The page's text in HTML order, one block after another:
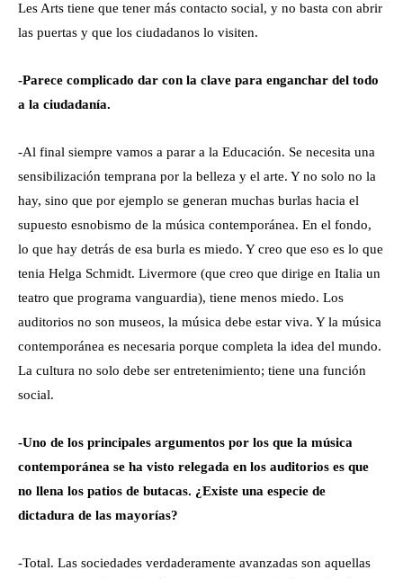
Les Arts tiene que tener más contacto social, y no basta con abrir
las puertas y que los ciudadanos lo visiten.
-Parece complicado dar con la clave para enganchar del todo
a la ciudadanía.
-Al final siempre vamos a parar a la Educación. Se necesita una
sensibilización temprana por la belleza y el arte. Y no solo no la
hay, sino que por ejemplo se generan muchas burlas hacia el
supuesto esnobismo de la música contemporánea. En el fondo,
lo que hay detrás de esa burla es miedo. Y creo que eso es lo que
tenia Helga Schmidt. Livermore (que creo que dirige en Italia un
teatro que programa vanguardia), tiene menos miedo. Los
auditorios no son museos, la música debe estar viva. Y la música
contemporánea es necesaria porque completa la idea del mundo.
La cultura no solo debe ser entretenimiento; tiene una función
social.
-Uno de los principales argumentos por los que la música
contemporánea se ha visto relegada en los auditorios es que
no llena los patios de butacas. ¿Existe una especie de
dictadura de las mayorías?
-Total. Las sociedades verdaderamente avanzadas son aquellas